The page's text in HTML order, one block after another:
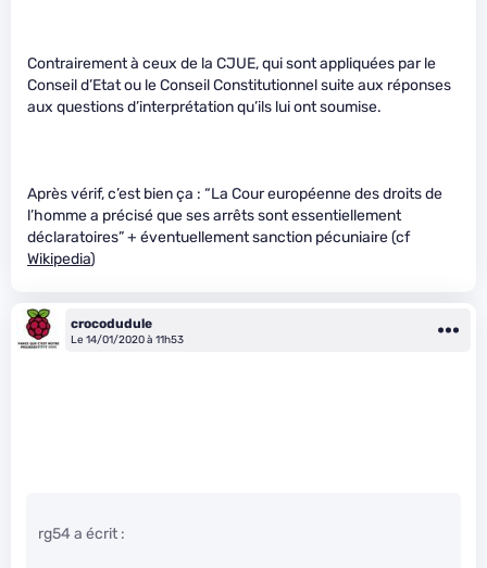
Contrairement à ceux de la CJUE, qui sont appliquées par le
Conseil d’Etat ou le Conseil Constitutionnel suite aux réponses
aux questions d’interprétation qu’ils lui ont soumise.
Après vérif, c’est bien ça : “La Cour européenne des droits de
l’homme a précisé que ses arrêts sont essentiellement
déclaratoires” + éventuellement sanction pécuniaire (cf
Wikipedia)
crocodudule
Le 14/01/2020 à 11h53
rg54 a écrit :